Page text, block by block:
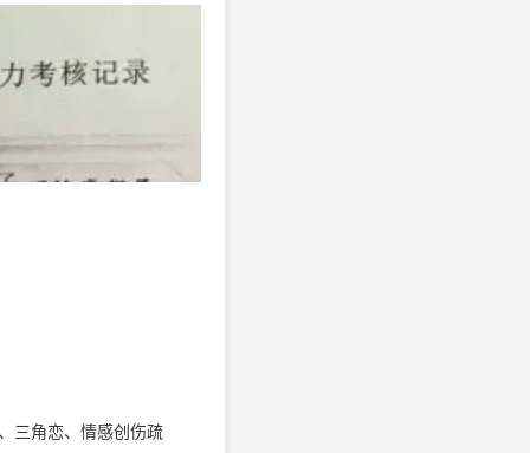
三角恋、情感创伤疏